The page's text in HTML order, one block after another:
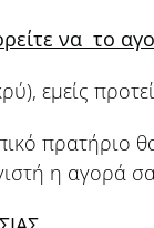
να το
εμείς
πρατήριο
η αγορά